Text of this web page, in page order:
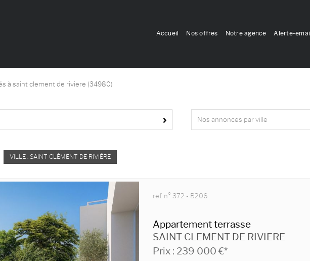
Accueil Nos offres Notre agence Alerte-email
à saint clement de riviere (34980)
Nos annonces par ville
VILLE : SAINT CLÉMENT DE RIVIÈRE
ref. n° 372 - B206
Appartement terrasse
SAINT CLEMENT DE RIVIERE
Prix : 239 000 €*